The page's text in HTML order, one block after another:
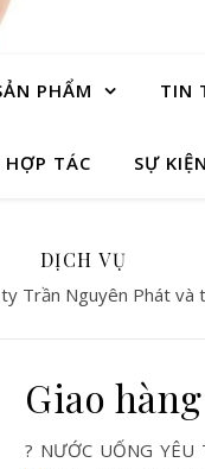
PHẨM TIN
HỢP TÁC SỰ KIỆN
DỊCH VỤ
Trần Nguyên Phát và
Giao
? NƯỚC UỐNG YÊU